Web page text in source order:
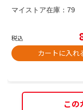
マイストア在庫： 79
税込
カートに入れ
この